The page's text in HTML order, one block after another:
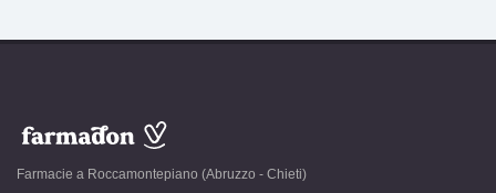
www.farmadon.it
Roccamontepiano
Farmacie a Roccamontepiano (Abruzzo - Chieti)